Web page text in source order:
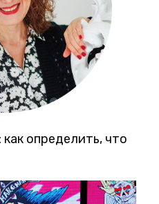
определить, что